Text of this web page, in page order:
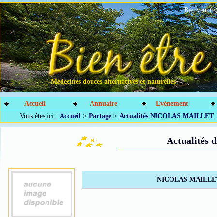
Médecines douces alternatives et naturelles
Accueil Annuaire
Evénement
Vous êtes ici : Accueil > Partage > Actualités NICOLAS MAILLET
Actualités
NICOLAS